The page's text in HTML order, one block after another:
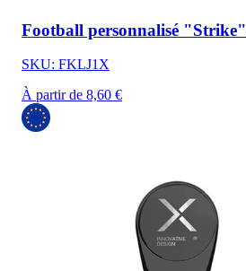
Football personnalisé "Strike"
SKU: FKLJ1X
À partir de 8,60 €